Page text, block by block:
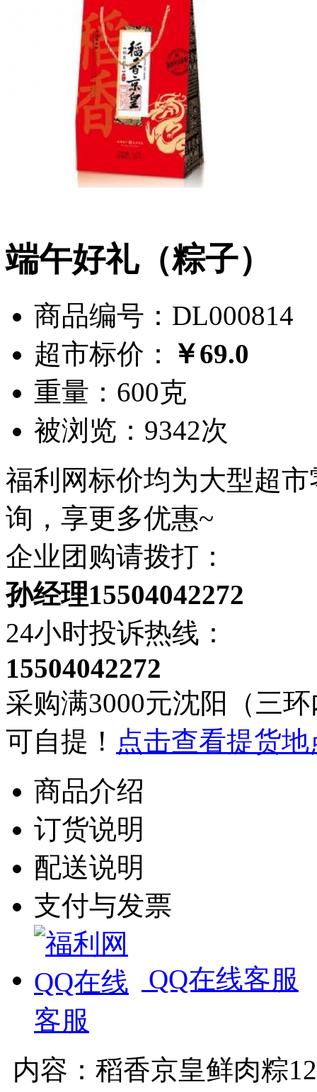
端午好礼（粽子）
商品编号：DL000814
超市标价：
￥69.0
重量：600克
被浏览：9342次
福利网标价均为大型超
询，享更多优惠~
企业团购请拨打：
孙经理15504042272
24小时投诉热线：
15504042272
采购满3000元沈阳（三
可自提！ 点击查看提货地
商品介绍
订货说明
配送说明
支付与发票
QQ在线客服
内容：稻香京皇鲜肉